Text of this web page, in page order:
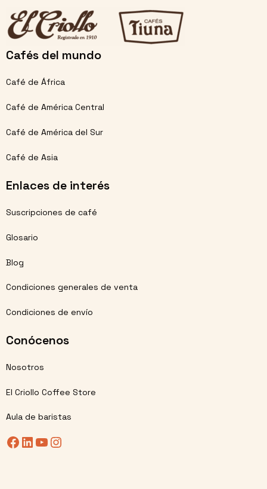
Cafés del mundo
Café de África
Café de América Central
Café de América del Sur
Café de Asia
Enlaces de interés
Suscripciones de café
Glosario
Blog
Condiciones generales de venta
Condiciones de envío
Conócenos
Nosotros
El Criollo Coffee Store
Aula de baristas
Facebook LinkedIn YouTube Instagram